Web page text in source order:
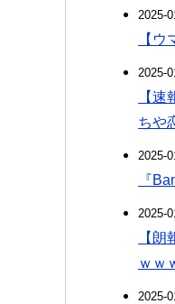
2025-
【
2025-
【
ちや
2025-
『
2025-
【
ｗｗ
2025-